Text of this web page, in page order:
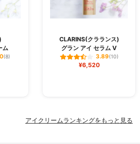
ム
(8)
CLARINS(クラランス)
グラン アイ セラム V
3.89(10)
¥6,520
アイクリームランキングをもっと見る